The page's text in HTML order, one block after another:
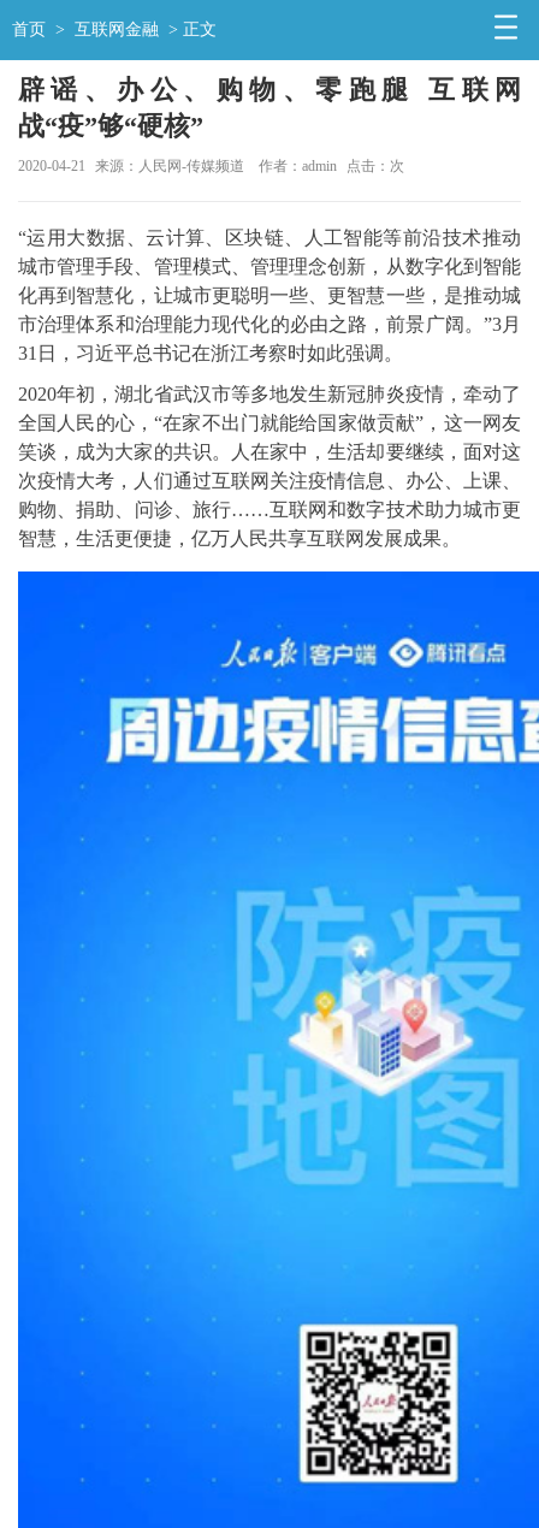
首页 > 互联网金融 > 正文
辟谣、办公、购物、零跑腿 互联网
战“疫”够“硬核”
2020-04-21 来源：人民网-传媒频道 作者：admin 点击： 次
“运用大数据、云计算、区块链、人工智能等前沿技术推动
城市管理手段、管理模式、管理理念创新，从数字化到智能
化再到智慧化，让城市更聪明一些、更智慧一些，是推动城
市治理体系和治理能力现代化的必由之路，前景广阔。”3月
31日，习近平总书记在浙江考察时如此强调。
2020年初，湖北省武汉市等多地发生新冠肺炎疫情，牵动了
全国人民的心，“在家不出门就能给国家做贡献”，这一网友
笑谈，成为大家的共识。人在家中，生活却要继续，面对这
次疫情大考，人们通过互联网关注疫情信息、办公、上课、
购物、捐助、问诊、旅行……互联网和数字技术助力城市更
智慧，生活更便捷，亿万人民共享互联网发展成果。